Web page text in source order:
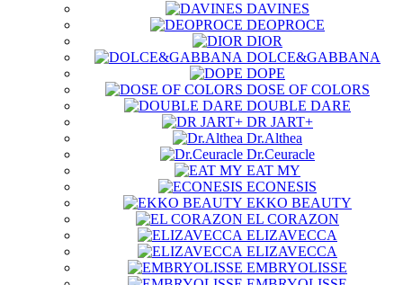
DAVINES
DEOPROCE
DIOR
DOLCE&GABBANA
DOPE
DOSE OF COLORS
DOUBLE DARE
DR JART+
Dr.Althea
Dr.Ceuracle
EAT MY
ECONESIS
EKKO BEAUTY
EL CORAZON
ELIZAVECCA
ELIZAVECCA
EMBRYOLISSE